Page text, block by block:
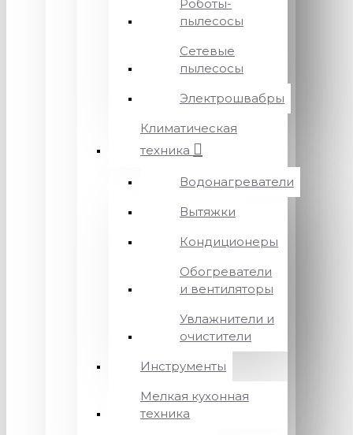
Роботы-
пылесосы
Сетевые
пылесосы
Электрошвабры
Климатическая
техника
Водонагреватели
Вытяжки
Кондиционеры
Обогреватели
и вентиляторы
Увлажнители и
очистители
Инструменты
Мелкая кухонная
техника